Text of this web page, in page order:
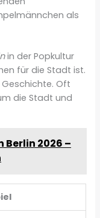
als
in der Popkultur
für die Stadt ist.
Geschichte. Oft
die Stadt und
Berlin 2026 –